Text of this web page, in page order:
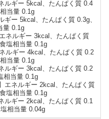
ルギー 5kcal、たんぱく質 0.4
当量 0.1g
ギー 5kcal、たんぱく質 0.3g、
量 0.1g
ネルギー 3kcal、たんぱく質
塩相当量 0.1g
ルギー 4kcal、たんぱく質 0.2
当量 0.1g
ルギー 3kcal、たんぱく質 0.2
相当量 0.1g
エネルギー 2kcal、たんぱく質
塩相当量 0.1g
ルギー 2kcal、たんぱく質 0.1
相当量 0.04g